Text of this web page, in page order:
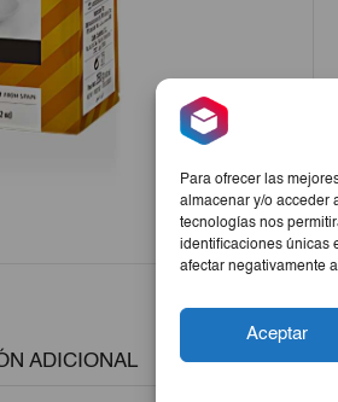
Para ofrecer las
almacenar y/o acceder
tecnologías nos
identificaciones únicas
afectar negativamente
Aceptar
ADICIONAL